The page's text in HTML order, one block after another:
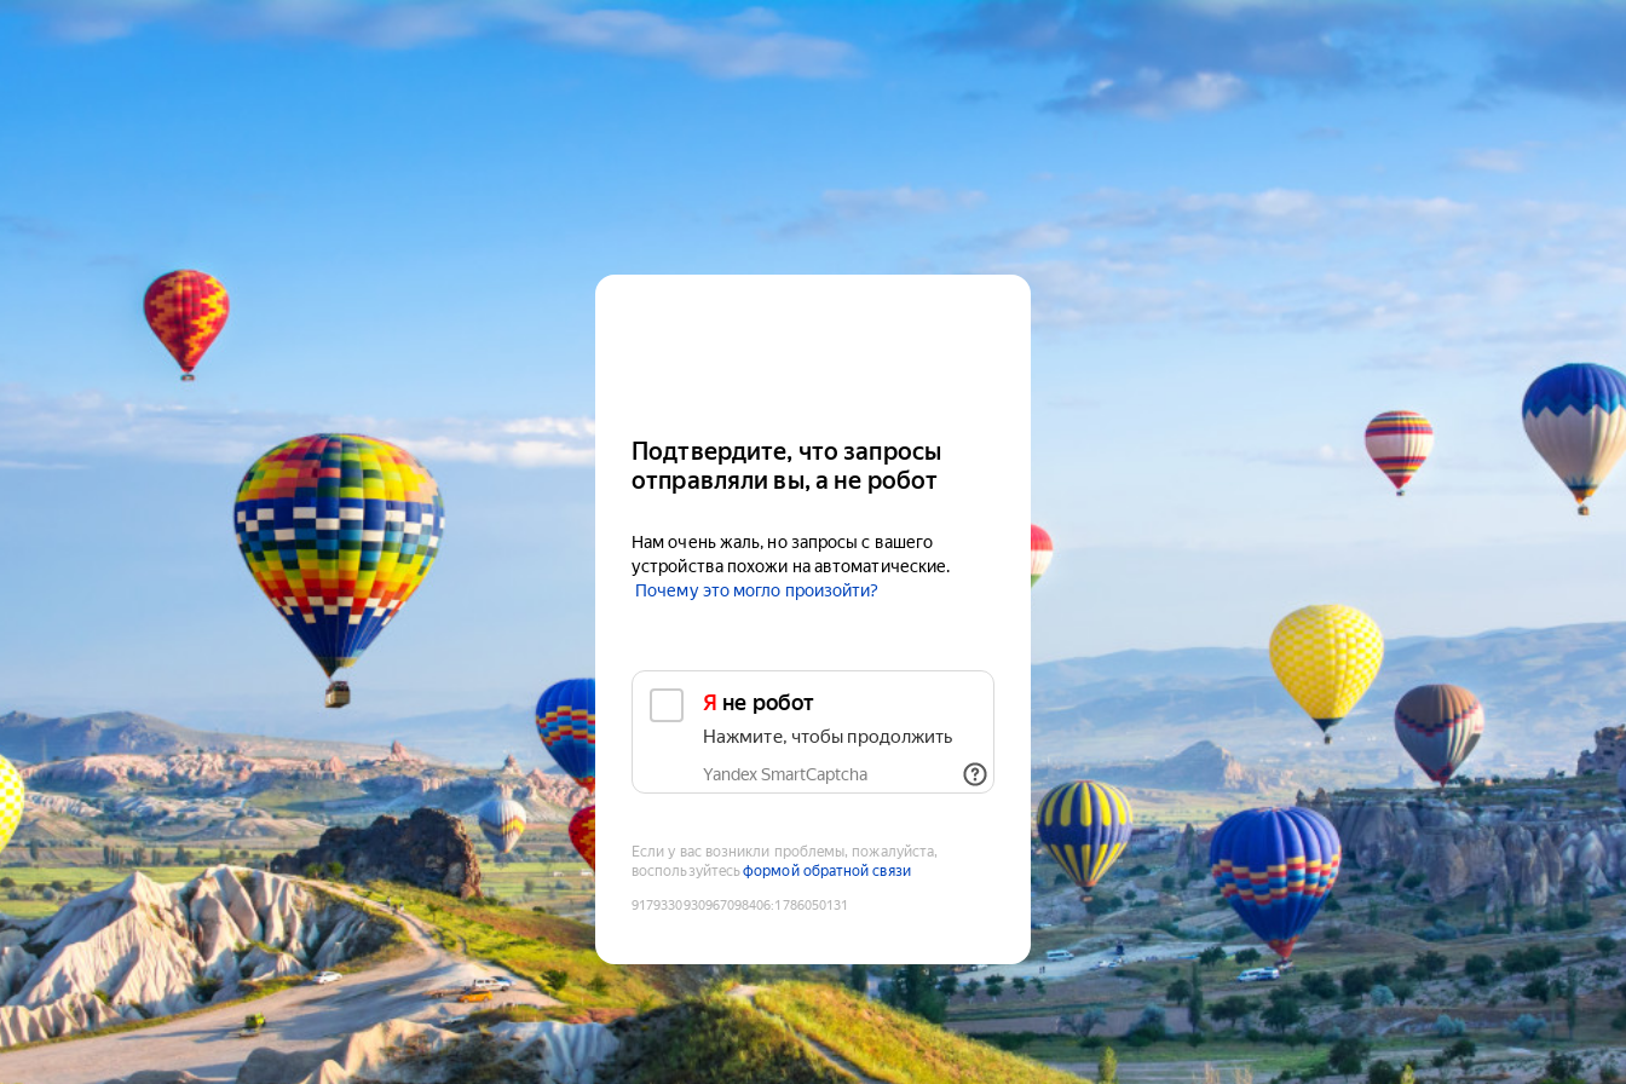
Подтвердите, что запросы
отправляли вы, а не робот
Нам очень жаль, но запросы с вашего
устройства похожи на автоматические.
Почему это могло произойти?
Я не робот
Нажмите, чтобы продолжить
Yandex SmartCaptcha
Если у вас возникли проблемы, пожалуйста,
воспользуйтесьформой обратной связи
9179330930967098406:1786050131